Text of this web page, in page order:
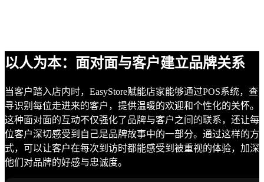
以人为本：面对面与客户建立品牌关系
当客户踏入店内时，EasyStore赋能店家能够通过POS系统，查
寻识别每位走进来的客户，提供温暖的欢迎和个性化的关怀。
这种面对面的互动不仅强化了品牌与客户之间的联系，还让每
位客户深切感受到自己是品牌故事中的一部分。通过这样的方
式，可以让客户在每次到访时都能感受到被重视的体验，加深
他们对品牌的好感与忠诚度。